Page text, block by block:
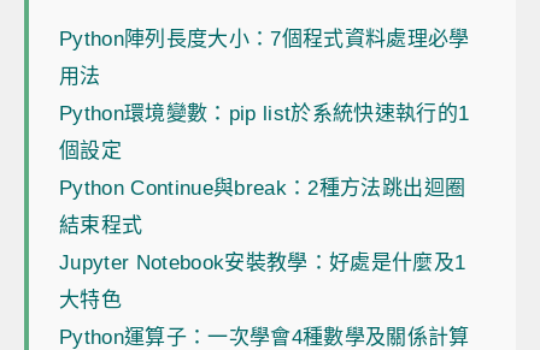
Python陣列長度大小：7個程式資料處理必學
用法
Python環境變數：pip list於系統快速執行的1
個設定
Python Continue與break：2種方法跳出迴圈
結束程式
Jupyter Notebook安裝教學：好處是什麼及1
大特色
Python運算子：一次學會4種數學及關係計算